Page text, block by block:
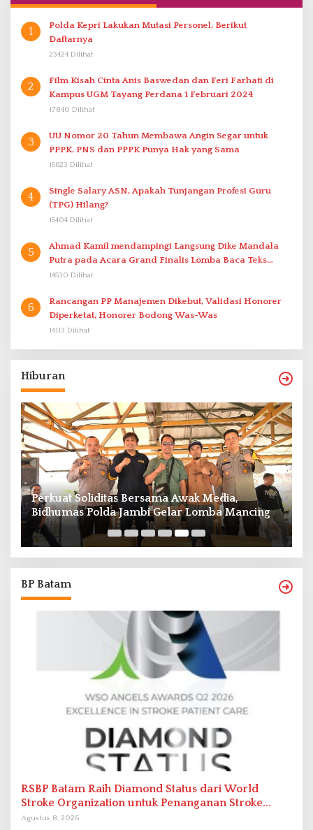
1
Polda Kepri Lakukan Mutasi Personel, Berikut
Daftarnya
23424 Dilihat
2
Film Kisah Cinta Anis Baswedan dan Feri Farhati di
Kampus UGM Tayang Perdana 1 Februari 2024
17840 Dilihat
3
UU Nomor 20 Tahun Membawa Angin Segar untuk
PPPK. PNS dan PPPK Punya Hak yang Sama
15623 Dilihat
4
Single Salary ASN, Apakah Tunjangan Profesi Guru
(TPG) Hilang?
15404 Dilihat
5
Ahmad Kamil mendampingi Langsung Dike Mandala
Putra pada Acara Grand Finalis Lomba Baca Teks
Proklamasi Mirip Bung Karno di Bali
14530 Dilihat
6
Rancangan PP Manajemen Dikebut, Validasi Honorer
Diperketat, Honorer Bodong Was-Was
14113 Dilihat
Hiburan
Perkuat Soliditas Bersama Awak Media,
Bidhumas Polda Jambi Gelar Lomba Mancing
BP Batam
RSBP Batam Raih Diamond Status dari World
Stroke Organization untuk Penanganan Stroke
Berstandar Internasional
Agustus 8, 2026